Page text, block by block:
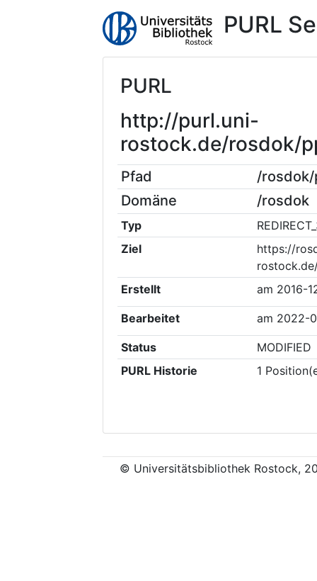
PURL
PURL
http://purl.uni-
rostock.de/rosdok/
Pfad
/rosdok/
Domäne
/rosdok
Typ
Ziel
https://
Erstellt
am 2016-
Bearbeitet am 2022-
Status
MODIFIED
PURL Historie
1
© Universitätsbibliothek Rostock,